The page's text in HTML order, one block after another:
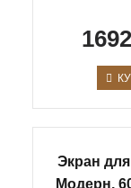
Экран
Модерн,